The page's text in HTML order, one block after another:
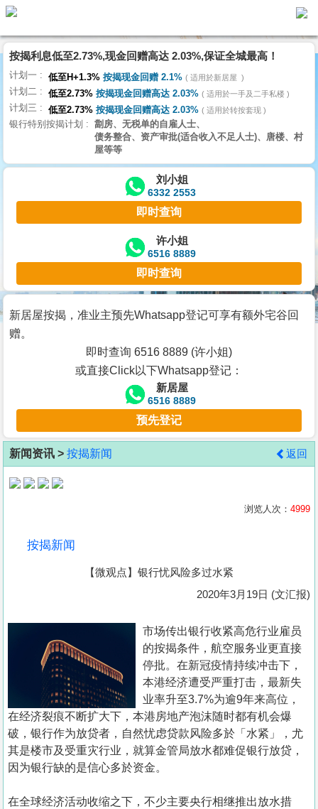
代
理
主
页
搵
楼/
交
业
主
宅
谷
按
客
地
产
关
於
我
们
按揭利息低至2.73%,现金回赠高达 2.03%,保证全城最高！
计划一 低至H+1.3% 按揭现金回赠 2.1% 适用於新居屋
计划二 低至2.73% 按揭现金回赠高达 2.03% 适用於一手及二手私楼
计划三 低至2.73% 按揭现金回赠高达 2.03% 适用於转按套现
银行特别按揭计划
劏房、无税单的自雇人士、
债务整合、资产审批(适合收入不足人士)、唐楼、村
屋等等
刘小姐
6332 2553
即时查询
许小姐
6516 8889
即时查询
新居屋按揭，准业主预先Whatsapp登记可享有额外宅谷回
赠。
即时查询 6516 8889 (许小姐)
或直接Click以下Whatsapp登记：
新居屋
6516 8889
预先登记
新闻资讯 > 按揭新闻 返回
浏览人次： 4999
按揭新闻
【微观点】银行忧风险多过水紧
2020年3月19日 (文汇报)
市场传出银行收紧高危行业雇员
的按揭条件，航空服务业更直接
停批。在新冠疫情持续冲击下，
本港经济遭受严重打击，最新失
业率升至3.7%为逾9年来高位，
在经济裂痕不断扩大下，本港房地产泡沫随时都有机会爆
破，银行作为放贷者，自然忧虑贷款风险多於「水紧」，尤
其是楼市及受重灾行业，就算金管局放水都难促银行放贷，
因为银行缺的是信心多於资金。
在全球经济活动收缩之下，不少主要央行相继推出放水措